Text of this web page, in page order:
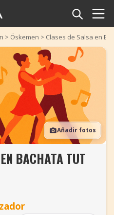
> Öskemen > Clases de Salsa en
Añadir fotos
BACHATA TUT